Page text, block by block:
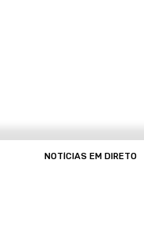
NOTÍCIAS EM DIRETO